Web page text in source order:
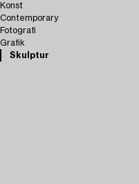
Konst
Contemporary
Fotografi
Grafik
Skulptur